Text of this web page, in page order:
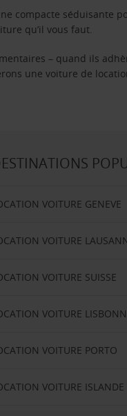
compacte séduisante
qu’il vous faut.
– quand ils
une voiture de
VOITURE GENEVE
VOITURE
VOITURE SUISSE
VOITURE
VOITURE PORTO
VOITURE ISLANDE